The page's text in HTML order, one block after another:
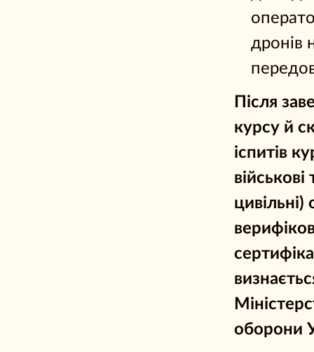
дронів
Після
курсу й
іспитів
військові
оборони